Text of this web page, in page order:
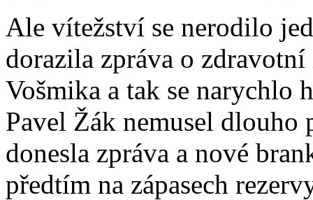
Ale vítežství se nerodilo
dorazila zpráva o
Vošmika a tak se narychlo
Pavel Žák nemusel dlouho
donesla zpráva a nové
předtím na zápasech